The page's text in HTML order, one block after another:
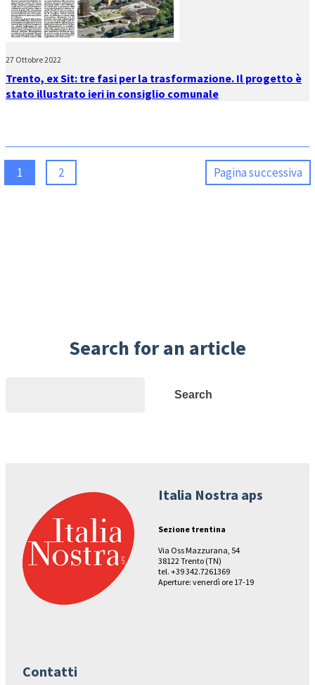
27 Ottobre 2022
Trento, ex Sit: tre fasi per la trasformazione. Il progetto è
stato illustrato ieri in consiglio comunale
1 2 Pagina successiva
Search for an article
Search
Italia Nostra aps
Sezione trentina
Via Oss Mazzurana, 54
38122 Trento (TN)
tel. +39 342.7261369
Aperture: venerdì ore 17-19
Contatti